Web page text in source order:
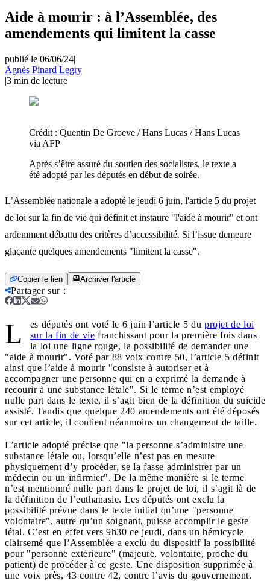
Aide à mourir : à l’Assemblée, des
amendements qui limitent la casse
publié le 06/06/24|
Agnès Pinard Legry
|3 min de lecture
Crédit : Quentin De Groeve / Hans Lucas / Hans Lucas
via AFP
Après s’être assuré du soutien des socialistes, le texte a
été adopté par les députés en début de soirée.
L’Assemblée nationale a adopté le jeudi 6 juin, l'article 5 du projet
de loi sur la fin de vie qui définit et instaure "l'aide à mourir" et ont
ardemment débattu des critères d’accessibilité. Si l’issue demeure
glaçante quelques amendements "limitent la casse".
Copier le lien Archiver l'article
Partager sur:
L es députés ont voté le 6 juin l’article 5 du projet de loi
sur la fin de vie franchissant pour la première fois dans
la loi une ligne rouge, la possibilité de demander une
"aide à mourir". Voté par 88 voix contre 50, l’article 5 définit
ainsi que l’aide à mourir "consiste à autoriser et à
accompagner une personne qui en a exprimé la demande à
recourir à une substance létale". Si le terme n’est employé
nulle part dans le texte, il s’agit bien de la définition du suicide
assisté. Tandis que quelque 240 amendements ont été déposés
sur cet article, il contient néanmoins un changement de taille.
L’article adopté précise que "la personne s’administre une
substance létale ou, lorsqu’elle n’est pas en mesure
physiquement d’y procéder, se la fasse administrer par un
médecin ou un infirmier". De la même manière si le terme
n’est mentionné nulle part dans le projet de loi, il s’agit là de
la définition de l’euthanasie. Les députés ont exclu la
possibilité prévue dans le texte initial qu’une "personne
volontaire", autre qu’un soignant, puisse accomplir le geste
létal. C’est en effet vers 9h30 ce jeudi, dans un hémicycle
clairsemé que l’Assemblée a exclu du dispositif la possibilité
pour "personne extérieure" (majeure, volontaire, proche du
patient) de procéder à ce geste. Une disposition supprimée à
une voix près, 43 contre 42, contre l’avis du gouvernement.